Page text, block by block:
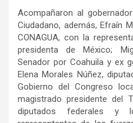
Acompañaron al
Ciudadano, además, Efraín
CONAGUA, con la
presidenta de México;
Senador por Coahuila y ex
Elena Morales Núñez,
Gobierno del Congreso
magistrado presidente del
diputados federales y